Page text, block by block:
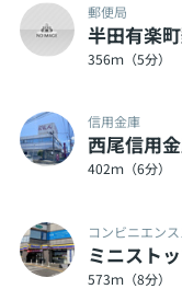
郵便局
半田有楽
356ｍ（5分）
信用金庫
西尾信用
402ｍ（6分）
コンビニエン
ミニスト
573ｍ（8分）